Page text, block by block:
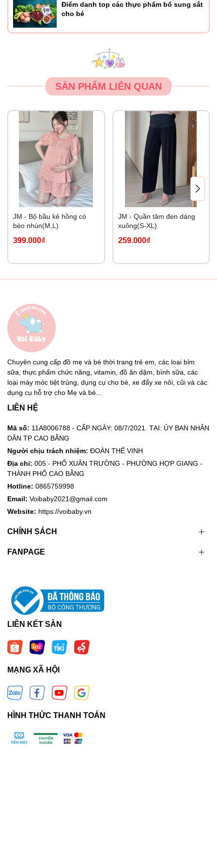
Điểm danh top các thực phẩm bổ sung sắt
cho bé
SẢN PHẨM LIÊN QUAN
JM - Bộ bầu kẻ hồng có
bèo nhún(M,L)
399.000₫
JM - Quần tăm đen dáng
xuông(S-XL)
259.000₫
Chuyên cung cấp đồ mẹ và bé thời trang trẻ em, các loại bỉm
sữa, thực phẩm chức năng, vitamin, đồ ăn dặm, bình sữa, các
loại máy móc tiệt trùng, dụng cụ cho bé, xe đẩy xe nôi, cũi và các
dụng cụ hỗ trợ cho Mẹ và bé...
LIÊN HỆ
Mã số: 11A8006788 - CẤP NGÀY: 08/7/2021. TẠI: ỦY BAN NHÂN
DÂN TP CAO BẰNG
Người chịu trách nhiệm: ĐOÀN THẾ VINH
Địa chỉ: 005 - PHỐ XUÂN TRƯỜNG - PHƯỜNG HỢP GIANG -
THÀNH PHỐ CAO BẰNG
Hotline: 0865759998
Email: Voibaby2021@gmail.com
Website: https://voibaby.vn
CHÍNH SÁCH
FANPAGE
LIÊN KẾT SÀN
MẠNG XÃ HỘI
HÌNH THỨC THANH TOÁN